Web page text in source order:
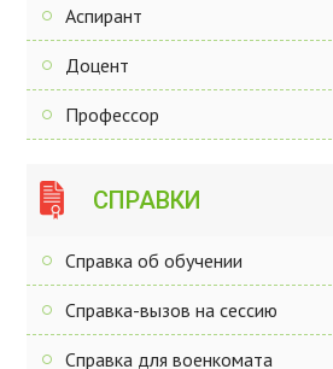
Аспирант
Доцент
Профессор
СПРАВКИ
Справка об обучении
Справка-вызов на сессию
Справка для военкомата